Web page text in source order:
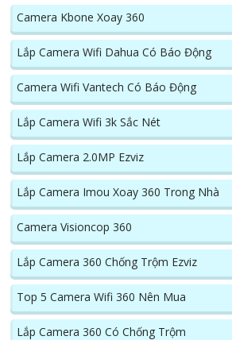
Camera Kbone Xoay 360
Lắp Camera Wifi Dahua Có Báo Động
Camera Wifi Vantech Có Báo Động
Lắp Camera Wifi 3k Sắc Nét
Lắp Camera 2.0MP Ezviz
Lắp Camera Imou Xoay 360 Trong Nhà
Camera Visioncop 360
Lắp Camera 360 Chống Trộm Ezviz
Top 5 Camera Wifi 360 Nên Mua
Lắp Camera 360 Có Chống Trộm